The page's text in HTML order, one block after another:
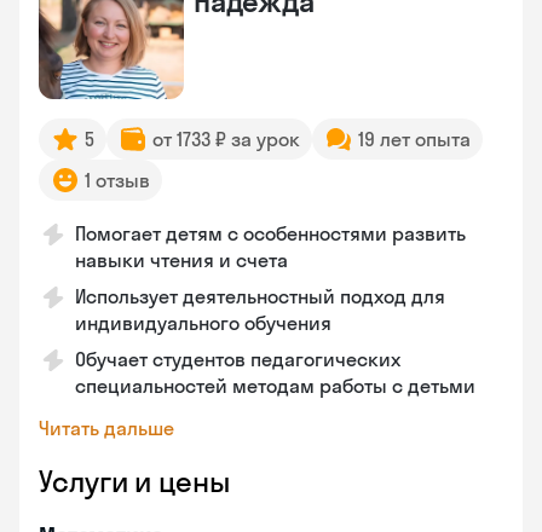
5 от 1733 ₽ за урок
19 лет опыта
1 отзыв
Помогает детям с особенностями развить
навыки чтения и счета
Использует деятельностный подход для
индивидуального обучения
Обучает студентов педагогических
специальностей методам работы с детьми
Читать дальше
Услуги и цены